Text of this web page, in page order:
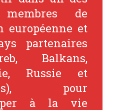
de
européenne et
partenaires
Balkans,
Russie et
pour
à la vie